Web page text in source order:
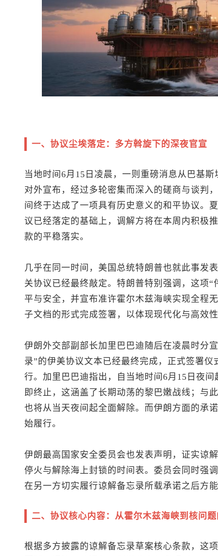
一、协议尘埃落定：多方斡旋下的深夜官宣
当地时间6月15日凌晨，一则重磅消息从巴基
对外宣布，经过多轮密集而深入的磋商与谈判
间终于达成了一项具有历史意义的和平协议。
议已经落定的基础上，调解方将在本周内积极
款的平稳落实。
几乎在同一时间，美国总统特朗普也就此事发
关协议已经最终敲定。特朗普特别强调，这项
平与安全，并宣布准许霍尔木兹海峡实现全程
子文档的形式完成签署，以体现现代化与高效
伊朗外交部副部长加里巴巴迪随后在凌晨时分
录”的伊美协议文本已经最终完成，正式签署
行。加里巴巴迪指出，自当地时间6月15日夜
即终止，这涵盖了长期动荡的黎巴嫩战线；与
也将从当天夜间起全面解除。而伊朗方面的承
始履行。
伊朗最高国家安全委员会也发表声明，证实谅
停火与解除海上封锁的时间表。委员会同时强
在另一方切实履行谅解备忘录所载承诺之后方
二、协议核心内容：从霍尔木兹海峡到核问
根据多方披露的谅解备忘录草案核心条款，这